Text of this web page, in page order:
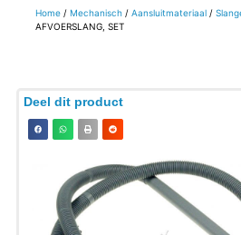
Home/ Mechanisch/ Aansluitmateriaal/
AFVOERSLANG, SET
Deel dit product